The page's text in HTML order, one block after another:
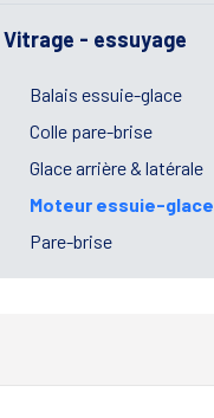
Vitrage - essuyage
Balais essuie-glace
Colle pare-brise
Glace arrière & latérale
Moteur essuie-glace
Pare-brise